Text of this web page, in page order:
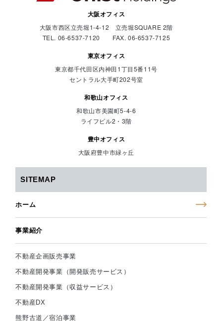
大阪オフィス
大阪市西区立売堀1-4-12 立売堀SQUARE 2階
TEL. 06-6537-7120 FAX. 06-6537-7125
東京オフィス
東京都千代田区内神田1丁目5番11号
セントラル大手町202号室
和歌山オフィス
和歌山市美園町5-4-6
ライフビル2・3階
豊中オフィス
大阪府豊中市緑ヶ丘
SITEMAP
ホーム
事業紹介
不動産企画販売事業
不動産開発事業（開発販売サービス）
不動産開発事業（収益サービス）
不動産DX
熊野古道／宿泊事業